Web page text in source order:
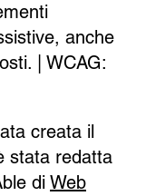
anche
| WCAG:
creata il
stata redatta
di Web